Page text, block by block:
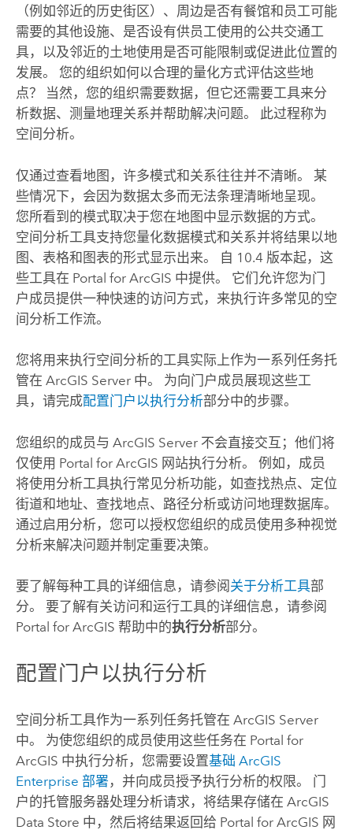
（例如邻近的历史街区）、周边是否有餐馆和员工可能
需要的其他设施、是否设有供员工使用的公共交通工
具，以及邻近的土地使用是否可能限制或促进此位置的
发展。 您的组织如何以合理的量化方式评估这些地
点？ 当然，您的组织需要数据，但它还需要工具来分
析数据、测量地理关系并帮助解决问题。 此过程称为
空间分析。
仅通过查看地图，许多模式和关系往往并不清晰。 某
些情况下，会因为数据太多而无法条理清晰地呈现。
您所看到的模式取决于您在地图中显示数据的方式。
空间分析工具支持您量化数据模式和关系并将结果以地
图、表格和图表的形式显示出来。 自 10.4 版本起，这
些工具在 Portal for ArcGIS 中提供。 它们允许您为门
户成员提供一种快速的访问方式，来执行许多常见的空
间分析工作流。
您将用来执行空间分析的工具实际上作为一系列任务托
管在 ArcGIS Server中。 为向门户成员展现这些工
具，请完成配置门户以执行分析部分中的步骤。
您组织的成员与 ArcGIS Server不会直接交互；他们将
仅使用 Portal for ArcGIS 网站执行分析。 例如，成员
将使用分析工具执行常见分析功能，如查找热点、定位
街道和地址、查找地点、路径分析或访问地理数据库。
通过启用分析，您可以授权您组织的成员使用多种视觉
分析来解决问题并制定重要决策。
要了解每种工具的详细信息，请参阅关于分析工具部
分。 要了解有关访问和运行工具的详细信息，请参阅
Portal for ArcGIS 帮助中的执行分析部分。
配置门户以执行分析
空间分析工具作为一系列任务托管在 ArcGIS Server
中。 为使您组织的成员使用这些任务在 Portal for
ArcGIS 中执行分析，您需要设置基础 ArcGIS
Enterprise 部署 ，并向成员授予执行分析的权限。 门
户的托管服务器处理分析请求，将结果存储在 ArcGIS
Data Store 中，然后将结果返回给 Portal for ArcGIS 网